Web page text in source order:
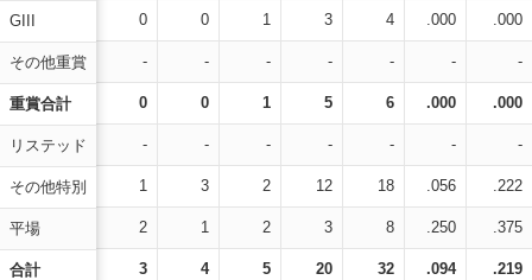
GIII
その他重賞
重賞合計
リステッド
その他特別
平場
合計
0 0 1 3 4 .000 .000
- - - - - - -
0 0 1 5 6 .000 .000
- - - - - - -
1 3 2 12 18 .056 .222
2 1 2 3 8 .250 .375
3 4 5 20 32 .094 .219